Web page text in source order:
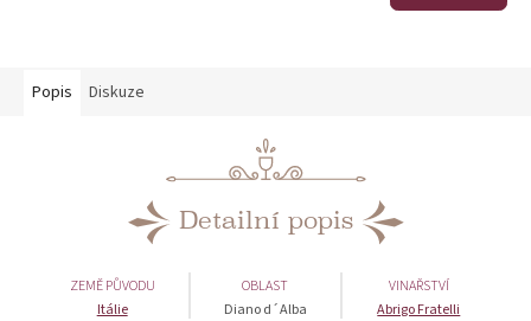
Popis Diskuze
Detailní popis
ZEMĚ PŮVODU
Itálie
OBLAST
Diano d´Alba
VINAŘSTVÍ
Abrigo Fratelli